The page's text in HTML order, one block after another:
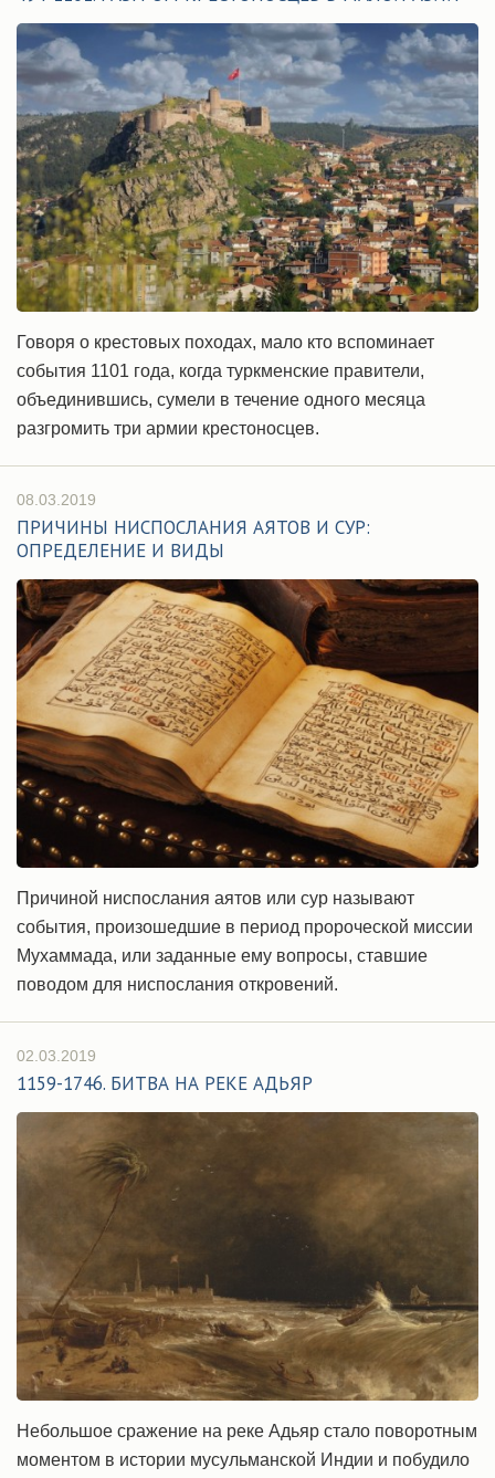
Говоря о крестовых походах, мало кто вспоминает
события 1101 года, когда туркменские правители,
объединившись, сумели в течение одного месяца
разгромить три армии крестоносцев.
08.03.2019
ПРИЧИНЫ НИСПОСЛАНИЯ АЯТОВ И СУР:
ОПРЕДЕЛЕНИЕ И ВИДЫ
Причиной ниспослания аятов или сур называют
события, произошедшие в период пророческой миссии
Мухаммада, или заданные ему вопросы, ставшие
поводом для ниспослания откровений.
02.03.2019
1159-1746. БИТВА НА РЕКЕ АДЬЯР
Небольшое сражение на реке Адьяр стало поворотным
моментом в истории мусульманской Индии и побудило